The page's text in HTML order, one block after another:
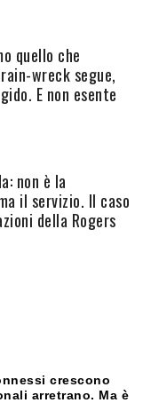
quello che
wreck segue,
E non esente
non è la
il servizio. Il caso
della Rogers
crescono
arretrano. Ma è